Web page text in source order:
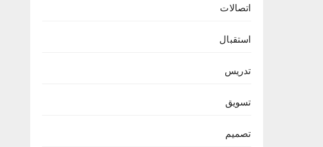
اتصالات
استقبال
تدريس
تسويق
تصميم